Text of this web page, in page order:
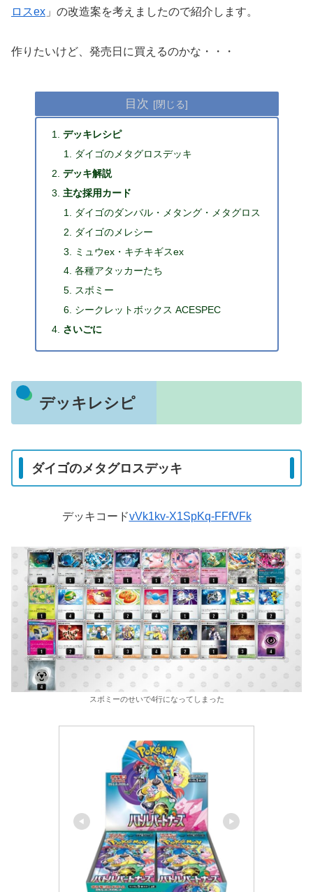
ロスex 」の改造案を考えましたので紹介します。
作りたいけど、発売日に買えるのかな・・・
目次
デッキレシピ
ダイゴのメタグロスデッキ
デッキ解説
主な採用カード
ダイゴのダンバル・メタング・メタグロス
ダイゴのメレシー
ミュウex・キチキギスex
各種アタッカーたち
スボミー
シークレットボックス ACESPEC
さいごに
デッキレシピ
ダイゴのメタグロスデッキ
デッキコードvVk1kv-X1SpKq-FFfVFk
スボミーのせいで4行になってしまった